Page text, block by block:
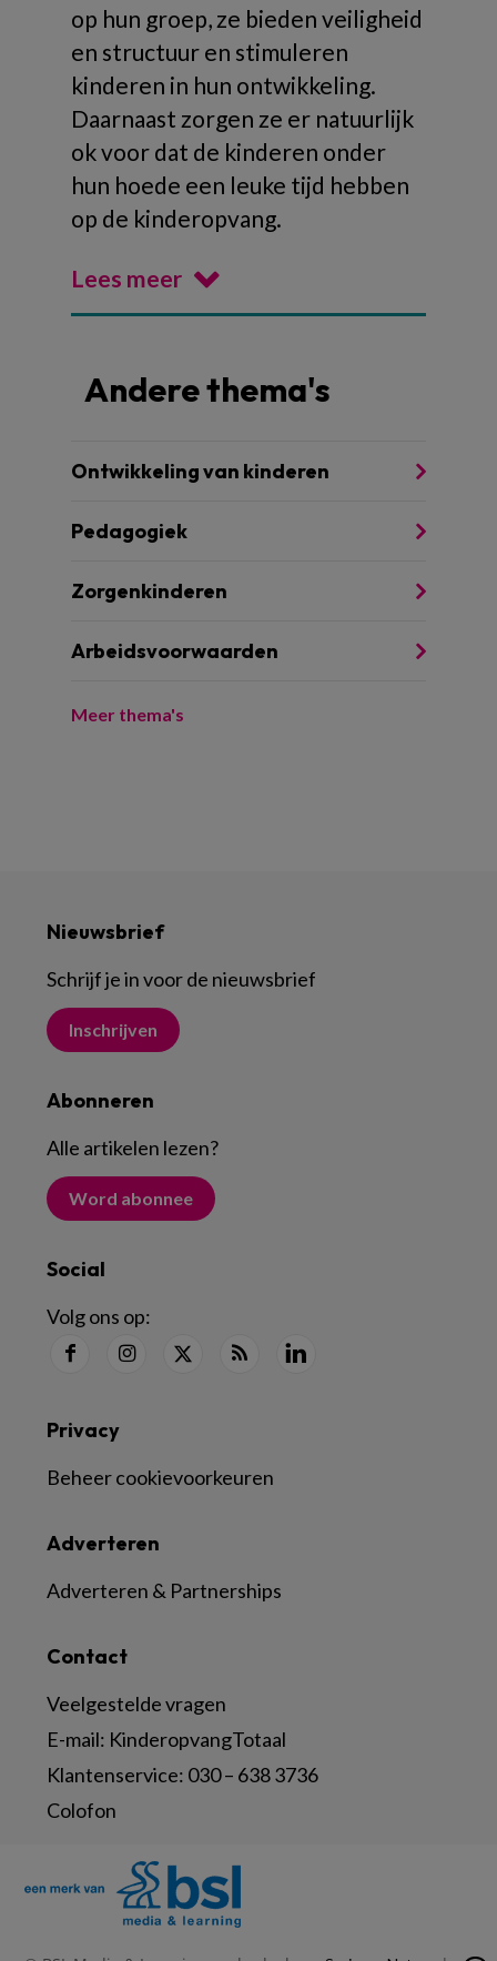
op hun groep, ze bieden veiligheid
en structuur en stimuleren
kinderen in hun ontwikkeling.
Daarnaast zorgen ze er natuurlijk
ok voor dat de kinderen onder
hun hoede een leuke tijd hebben
op de kinderopvang.
Lees meer
Andere thema's
Ontwikkeling van kinderen
Pedagogiek
Zorgenkinderen
Arbeidsvoorwaarden
Meer thema's
Nieuwsbrief
Schrijf je in voor de nieuwsbrief
Inschrijven
Abonneren
Alle artikelen lezen?
Word abonnee
Social
Volg ons op:
Contact
Veelgestelde vragen
E-mail: KinderopvangTotaal
Klantenservice: 030 – 638 3736
Colofon
Adverteren
Adverteren & Partnerships
Privacy
Beheer cookievoorkeuren